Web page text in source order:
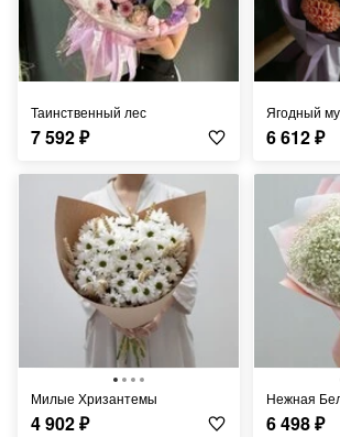
Таинственный лес
7 592₽
Ягодный
6 612₽
Милые Хризантемы
4 902₽
Нежная
6 498₽